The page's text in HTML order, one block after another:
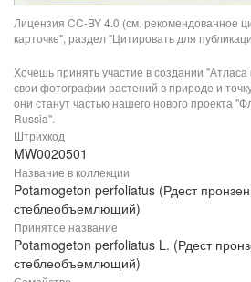
Лицензия CC-BY 4.0 (см. рекомендованное
карточке", раздел "Цитировать для
Хочешь принять участие в создании
свои фотографии растений в природе и
они станут частью нашего нового проекта
Russia".
Штрихкод
MW0020501
Название в коллекции
Potamogeton perfoliatus (Рдест
стеблеобъемлющий)
Принятое название
Potamogeton perfoliatus L. (Рдест
стеблеобъемлющий)